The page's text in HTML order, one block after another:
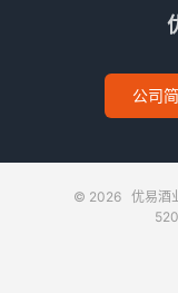
公司
© 2026 优易酒